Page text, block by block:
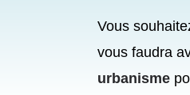
Vous
vous faudra
urbanisme